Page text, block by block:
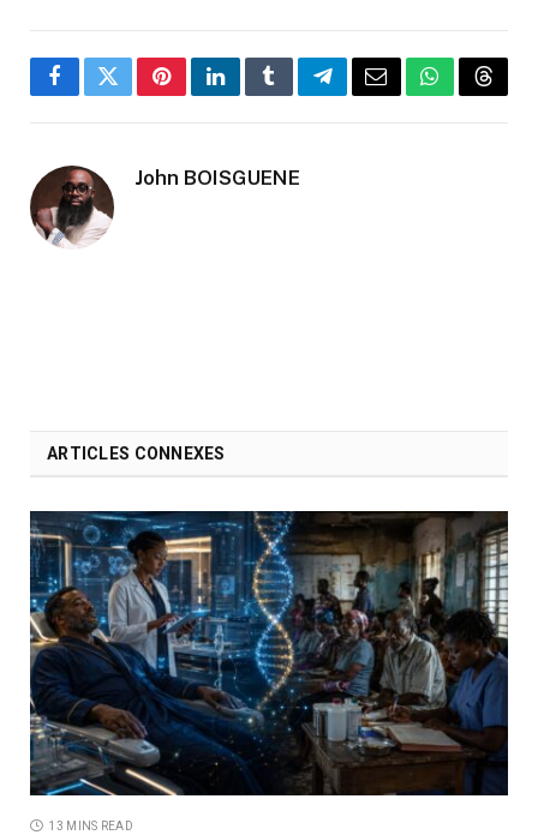
FacebookTwitterPinterestLinkedInTumblrTelegramEmailWhatsApp
John BOISGUENE
ARTICLES CONNEXES
13 MINS READ